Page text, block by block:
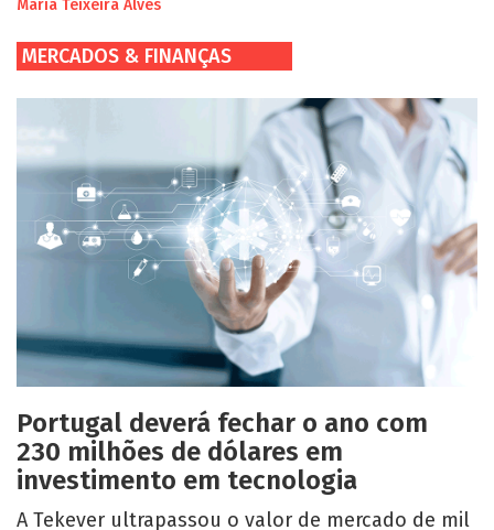
Maria Teixeira Alves
MERCADOS & FINANÇAS
Portugal deverá fechar o ano com
230 milhões de dólares em
investimento em tecnologia
A Tekever ultrapassou o valor de mercado de mil